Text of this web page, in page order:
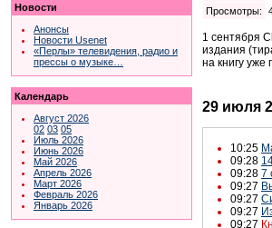
Новости
Анонсы
Новости Usenet
«Перлы» телевидения, радио и
прессы о музыке…
Календарь
Август 2026
02 03 05
Июль 2026
Июнь 2026
Май 2026
Апрель 2026
Март 2026
Февраль 2026
Январь 2026
Просмотры:
1 сентября
издания
на книгу
29 июля
10:25
09:28
09:28 7
09:27
09:27
09:27
09:27